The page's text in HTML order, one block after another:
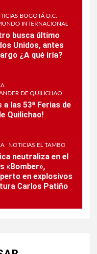
BOGOTÁ D.C.
INTERNACIONAL
busca último
Unidos, antes
¿A qué iría?
DE QUILICHAO
a las 53ª Ferias de
Quilichao!
NOTICIAS EL TAMBO
neutraliza en el
«Bomber»,
en explosivos
Carlos Patiño